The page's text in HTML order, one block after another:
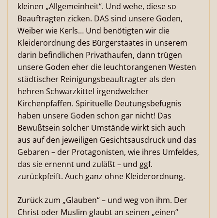
kleinen „Allgemeinheit“. Und wehe, diese so
Beauftragten zicken. DAS sind unsere Goden,
Weiber wie Kerls… Und benötigten wir die
Kleiderordnung des Bürgerstaates in unserem
darin befindlichen Privathaufen, dann trügen
unsere Goden eher die leuchtorangenen Westen
städtischer Reinigungsbeauftragter als den
hehren Schwarzkittel irgendwelcher
Kirchenpfaffen. Spirituelle Deutungsbefugnis
haben unsere Goden schon gar nicht! Das
Bewußtsein solcher Umstände wirkt sich auch
aus auf den jeweiligen Gesichtsausdruck und das
Gebaren – der Protagonisten, wie ihres Umfeldes,
das sie ernennt und zuläßt – und ggf.
zurückpfeift. Auch ganz ohne Kleiderordnung.
Zurück zum „Glauben“ – und weg von ihm. Der
Christ oder Muslim glaubt an seinen „einen“